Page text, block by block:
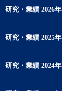
研究・業績 2026年
研究・業績 2025年
研究・業績 2024年